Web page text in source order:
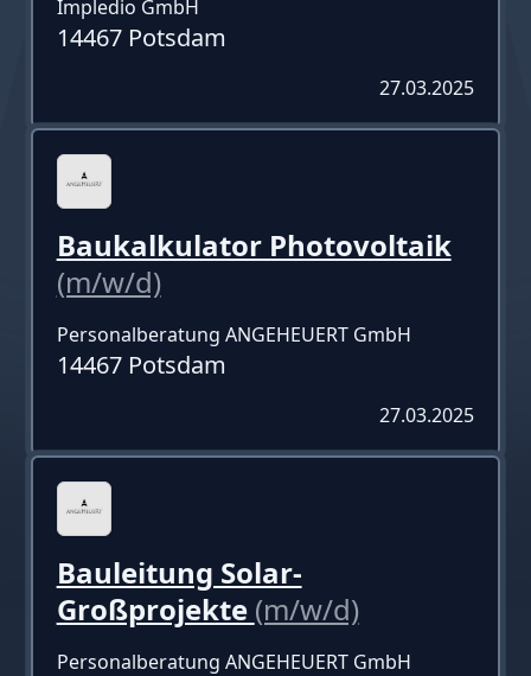
Impledio GmbH
14467 Potsdam
27.03.2025
Baukalkulator Photovoltaik
(m/w/d)
Personalberatung ANGEHEUERT GmbH
14467 Potsdam
27.03.2025
Bauleitung Solar-
Großprojekte (m/w/d)
Personalberatung ANGEHEUERT GmbH